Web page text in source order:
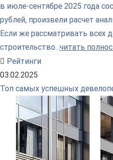
в июле-сентябре 2025 года
рублей, произвели расчет
Если же рассматривать всех
строительство...читать
Рейтинги
03.02.2025
Топ самых успешных